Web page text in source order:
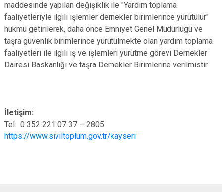
maddesinde yapılan değişiklik ile "Yardım toplama
faaliyetleriyle ilgili işlemler dernekler birimlerince yürütülür"
hükmü getirilerek, daha önce Emniyet Genel Müdürlügü ve
taşra güvenlik birimlerince yürütülmekte olan yardım toplama
faaliyetleri ile ilgili iş ve işlemleri yürütme görevi Dernekler
Dairesi Baskanlığı ve taşra Dernekler Birimlerine verilmistir.
İletişim:
Tel: 0 352 221 07 37 – 2805
https://www.siviltoplum.gov.tr/kayseri